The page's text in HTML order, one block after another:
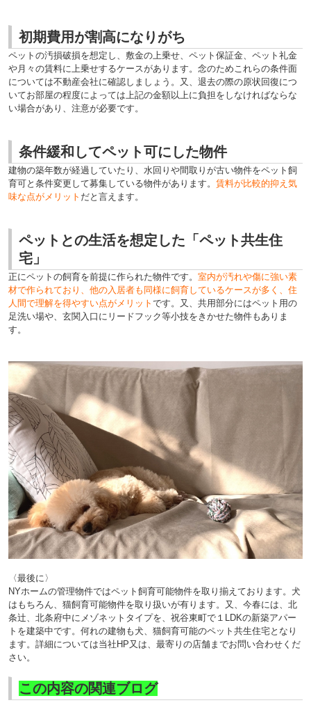
初期費用が割高になりがち
ペットの汚損破損を想定し、敷金の上乗せ、ペット保証金、ペット礼金
や月々の賃料に上乗せするケースがあります。念のためこれらの条件面
については不動産会社に確認しましょう。又、退去の際の原状回復につ
いてお部屋の程度によっては上記の金額以上に負担をしなければならな
い場合があり、注意が必要です。
条件緩和してペット可にした物件
建物の築年数が経過していたり、水回りや間取りが古い物件をペット飼
育可と 条件変更して募集している物件があります。 賃料が比較的抑え気
味な点がメリット だと言えます。
ペットとの生活を想定した「ペット共生住
宅」
正にペットの飼育を前提に作られた物件です。 室内が汚れや傷に強い素
材で作られており、他の入居者も同様に飼育しているケースが多く、住
人間で理解を得やすい点がメリット です。 又、共用部分にはペット用の
足洗い場や、玄関入口にリードフック等小技をきかせた物件もありま
す。
〈最後に〉
NYホームの管理物件ではペット飼育可能物件を取り揃えております。 犬
はもちろん、猫飼育可能物件を取り扱いが有ります。 又、今春には、北
条辻、北条府中にメゾネットタイプを、祝谷東町で１
LDKの新築アパー
トを建築中です。何れの建物も犬、猫飼育可能のペット共生住宅となり
ます。詳細については当社 HP又は、最寄りの店舗までお問い合わせくだ
さい。
この内容の関連ブログ